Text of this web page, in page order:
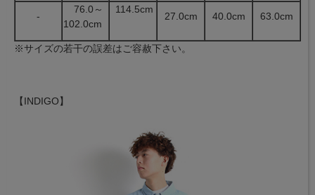
-
76.0～
102.0cm
114.5cm
27.0cm 40.0cm 63.0cm
※サイズの若干の誤差はご容赦下さい。
【INDIGO】